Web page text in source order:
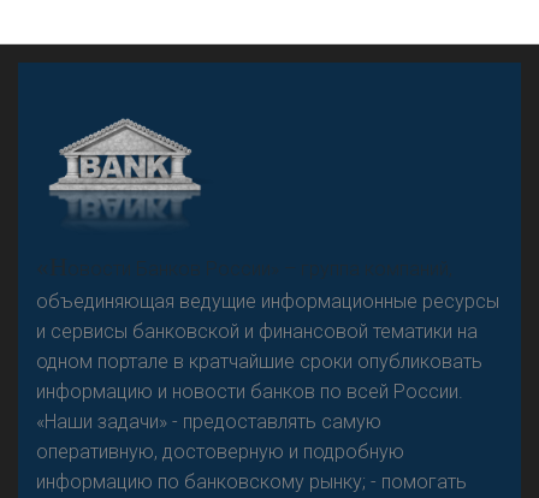
«Н
овости Банков России» – группа компаний,
объединяющая ведущие информационные ресурсы
и сервисы банковской и финансовой тематики на
одном портале в кратчайшие сроки опубликовать
информацию и новости банков по всей России.
«Наши задачи» - предоставлять самую
оперативную, достоверную и подробную
информацию по банковскому рынку; - помогать